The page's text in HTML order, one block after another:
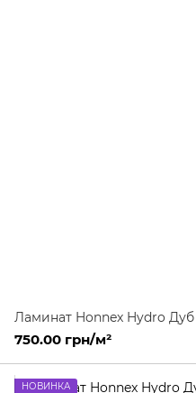
Ламинат Honnex Hydro
750.00 грн/м²
НОВИНКА